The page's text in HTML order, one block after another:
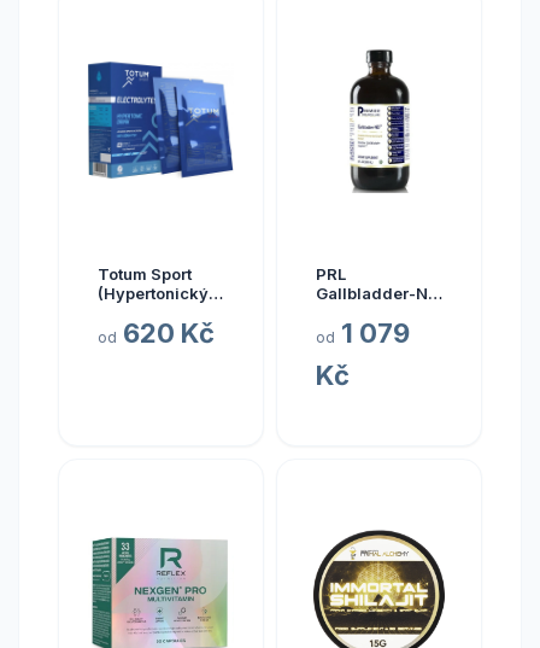
Totum Sport
(Hypertonický
vody), 10 x 20
od 620 Kč
PRL
Gallbladder-ND,
237 ml
od 1 079
Kč